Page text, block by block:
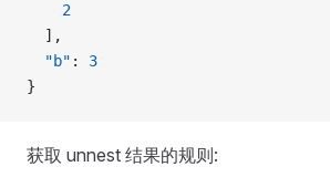
    2
  ],
  "b"
: 3
}
获取 unnest 结果的规则: